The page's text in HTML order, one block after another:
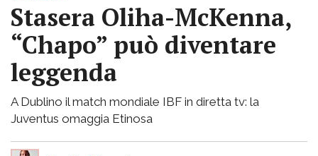
Stasera Oliha-McKenna,
“Chapo” può diventare
leggenda
A Dublino il match mondiale IBF in diretta tv: la
Juventus omaggia Etinosa